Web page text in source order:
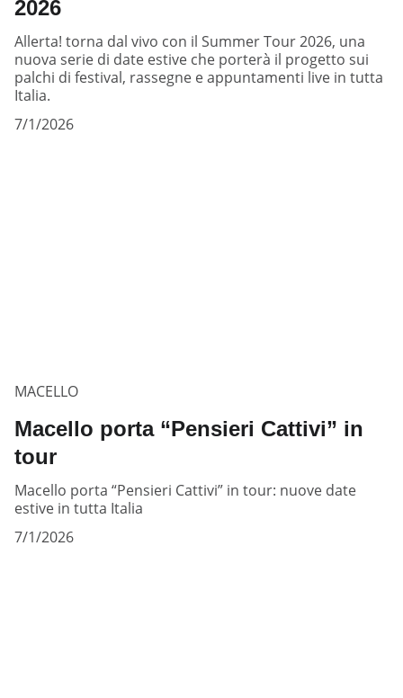
2026
Allerta! torna dal vivo con il Summer Tour 2026, una
nuova serie di date estive che porterà il progetto sui
palchi di festival, rassegne e appuntamenti live in tutta
Italia.
7/1/2026
MACELLO
Macello porta “Pensieri Cattivi” in
tour
Macello porta “Pensieri Cattivi” in tour: nuove date
estive in tutta Italia
7/1/2026